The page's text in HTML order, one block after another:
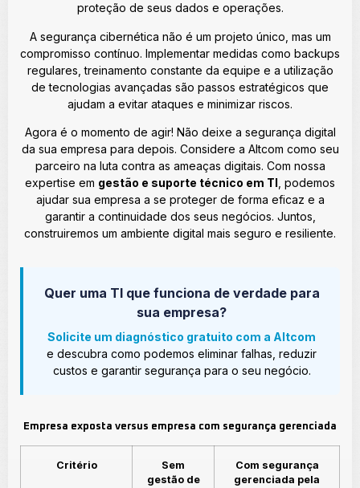
proteção de seus dados e operações.
A segurança cibernética não é um projeto único, mas um
compromisso contínuo. Implementar medidas como backups
regulares, treinamento constante da equipe e a utilização
de tecnologias avançadas são passos estratégicos que
ajudam a evitar ataques e minimizar riscos.
Agora é o momento de agir! Não deixe a segurança digital
da sua empresa para depois. Considere a Altcom como seu
parceiro na luta contra as ameaças digitais. Com nossa
expertise em gestão e suporte técnico em TI , podemos
ajudar sua empresa a se proteger de forma eficaz e a
garantir a continuidade dos seus negócios. Juntos,
construiremos um ambiente digital mais seguro e resiliente.
Quer uma TI que funciona de verdade para
sua empresa?
Solicite um diagnóstico gratuito com a Altcom
e descubra como podemos eliminar falhas, reduzir
custos e garantir segurança para o seu negócio.
Empresa exposta versus empresa com segurança gerenciada
Critério
Sem
gestão de
Com segurança
gerenciada pela